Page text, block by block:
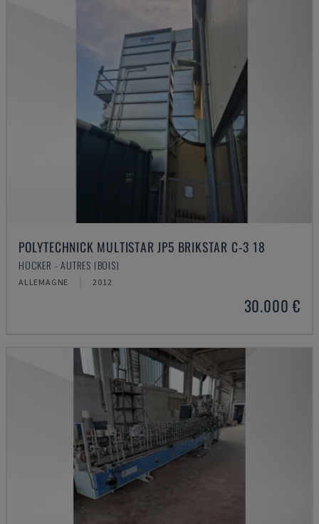
POLYTECHNICK MULTISTAR JP5 BRIKSTAR C-3 18
HOCKER - AUTRES (BOIS)
ALLEMAGNE 2012
30.000 €